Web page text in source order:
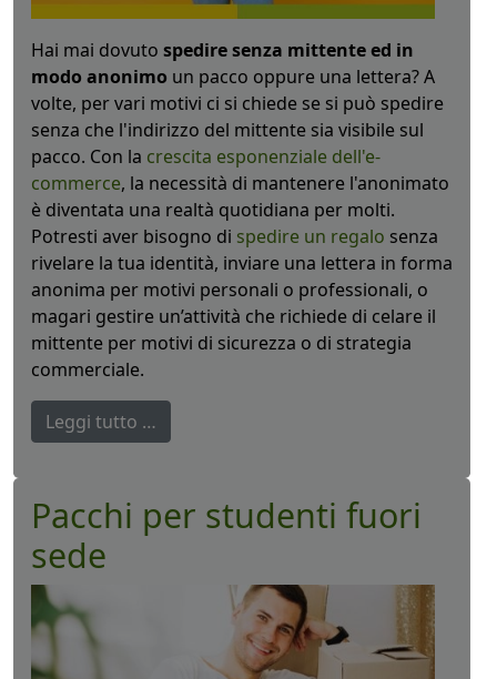
Hai mai dovuto spedire senza mittente ed in
modo anonimo un pacco oppure una lettera? A
volte, per vari motivi ci si chiede se si può spedire
senza che l'indirizzo del mittente sia visibile sul
pacco. Con la crescita esponenziale dell'e-
commerce, la necessità di mantenere l'anonimato
è diventata una realtà quotidiana per molti.
Potresti aver bisogno di spedire un regalo senza
rivelare la tua identità, inviare una lettera in forma
anonima per motivi personali o professionali, o
magari gestire un’attività che richiede di celare il
mittente per motivi di sicurezza o di strategia
commerciale.
Leggi tutto …
Pacchi per studenti fuori
sede